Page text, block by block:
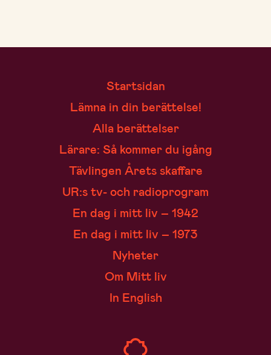
Startsidan
Lämna in din berättelse!
Alla berättelser
Lärare: Så kommer du igång
Tävlingen Årets skaffare
UR:s tv- och radioprogram
En dag i mitt liv – 1942
En dag i mitt liv – 1973
Nyheter
Om Mitt liv
In English